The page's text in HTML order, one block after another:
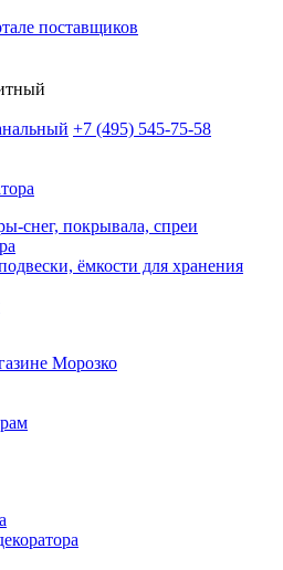
поставщиков
+7 (495) 545-75-58
снег, покрывала, спреи
ёмкости для хранения